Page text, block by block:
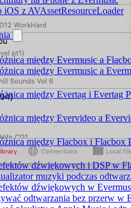
z AVAssetResourceLoader
między Evermusic a
między Evermusic a
między Evertag i Evertag
między Evervideo a
między Flacbox i Flacbox
dźwiękowych i DSP w
muzyki podczas
dźwiękowych w
odtwarzania bez przerw w